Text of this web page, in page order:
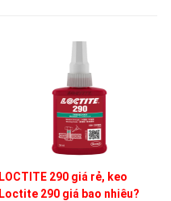
LOCTITE 290 giá rẻ, keo
Loctite 290 giá bao nhiêu?